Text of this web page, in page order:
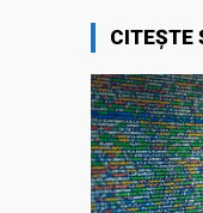
CITEȘTE